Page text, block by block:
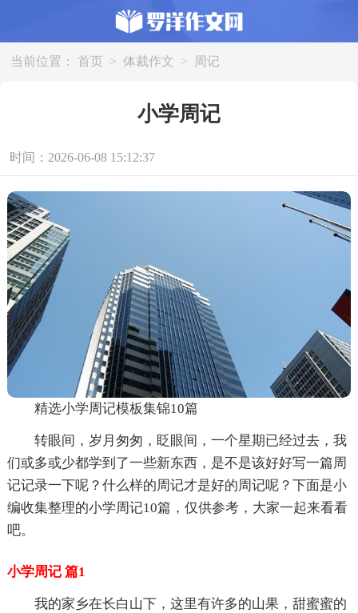
当前位置： 首页 > 体裁作文 > 周记
小学周记
时间：2026-06-08 15:12:37
精选小学周记模板集锦10篇
转眼间，岁月匆匆，眨眼间，一个星期已经过去，我
们或多或少都学到了一些新东西，是不是该好好写一篇周
记记录一下呢？什么样的周记才是好的周记呢？下面是小
编收集整理的小学周记10篇，仅供参考，大家一起来看看
吧。
小学周记 篇1
我的家乡在长白山下，这里有许多的山果，甜蜜蜜的